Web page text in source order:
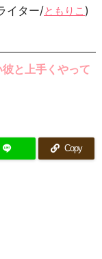
イター/ともりこ )
と上手くやって
Copy